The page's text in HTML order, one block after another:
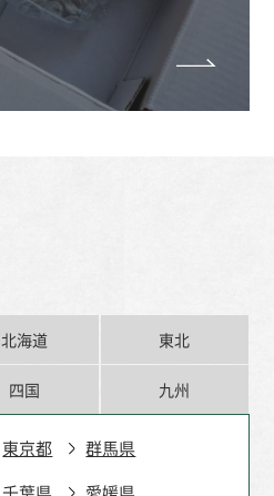
北海道 東北
四国 九州
東京都
群馬県